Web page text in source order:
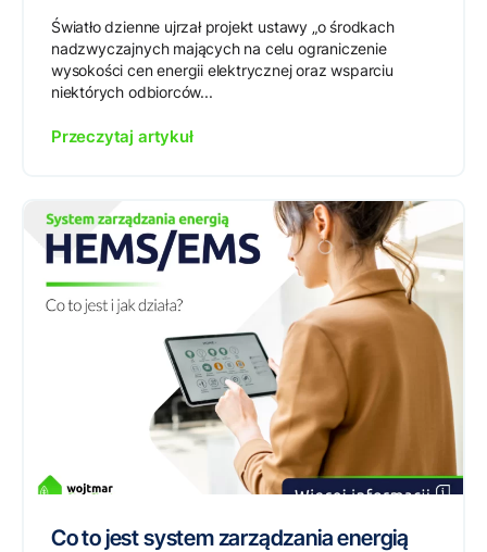
Światło dzienne ujrzał projekt ustawy „o środkach
nadzwyczajnych mających na celu ograniczenie
wysokości cen energii elektrycznej oraz wsparciu
niektórych odbiorców...
Przeczytaj artykuł
Co to jest system zarządzania energią